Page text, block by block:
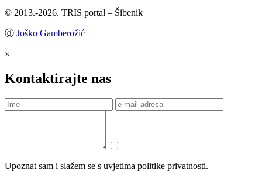
© 2013.-2026. TRIS portal – Šibenik
ⓓ Joško Gamberožić
×
Kontaktirajte nas
Upoznat sam i slažem se s uvjetima politike privatnosti.